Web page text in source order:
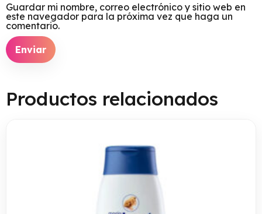
Guardar mi nombre, correo electrónico y sitio web en
este navegador para la próxima vez que haga un
comentario.
Productos relacionados